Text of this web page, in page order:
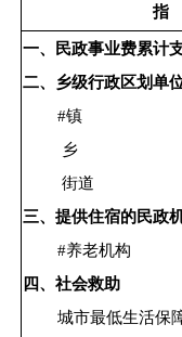
指
一、民政事业费累计
二、乡级行政区划单
#镇
乡
街道
三、提供住宿的民政
#养老机构
四、社会救助
城市最低生活保